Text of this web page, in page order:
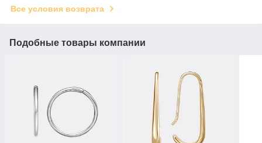
Все условия возврата
Подобные товары компании